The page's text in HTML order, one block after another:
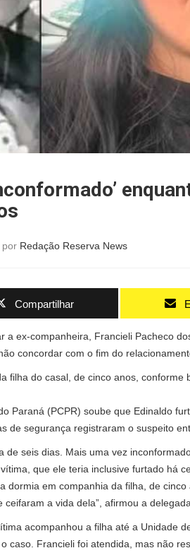
por Redação Reserva News
Compartilhar
a ex-companheira, Francieli Pacheco
concordar com o fim do
filha do casal, de cinco anos, conforme
Paraná (PCPR) soube que Edinaldo
de segurança registraram o suspeito
de seis dias. Mais uma vez
que ele teria inclusive furtado há
dormia em companhia da filha, de
a vida dela”, afirmou a
acompanhou a filha até a Unidade
caso. Francieli foi atendida, mas não